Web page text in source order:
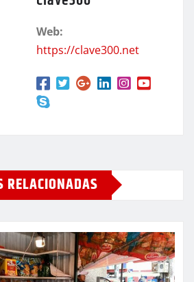
Web:
https://clave300.net
RELACIONADAS